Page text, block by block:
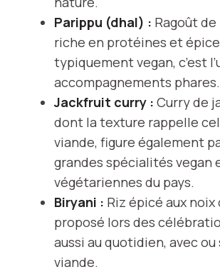
Parippu (dhal) : Ragoût
riche en protéines et
typiquement vegan, c’est
accompagnements phares.
Jackfruit curry : Curry de
dont la texture rappelle
viande, figure également
grandes spécialités vegan
végétariennes du pays.
Biryani : Riz épicé aux noix
proposé lors des
aussi au quotidien, avec ou
viande.